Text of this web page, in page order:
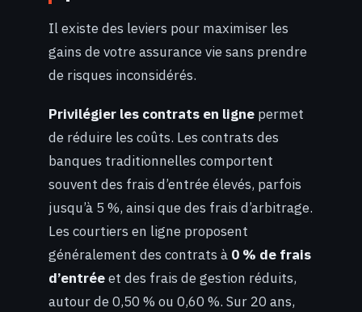
Il existe des leviers pour maximiser les
gains de votre assurance vie sans prendre
de risques inconsidérés.
Privilégier les contrats en ligne permet
de réduire les coûts. Les contrats des
banques traditionnelles comportent
souvent des frais d’entrée élevés, parfois
jusqu’à 5 %, ainsi que des frais d’arbitrage.
Les courtiers en ligne proposent
généralement des contrats à 0 % de frais
d’entréeet des frais de gestion réduits,
autour de 0,50 % ou 0,60 %. Sur 20 ans,